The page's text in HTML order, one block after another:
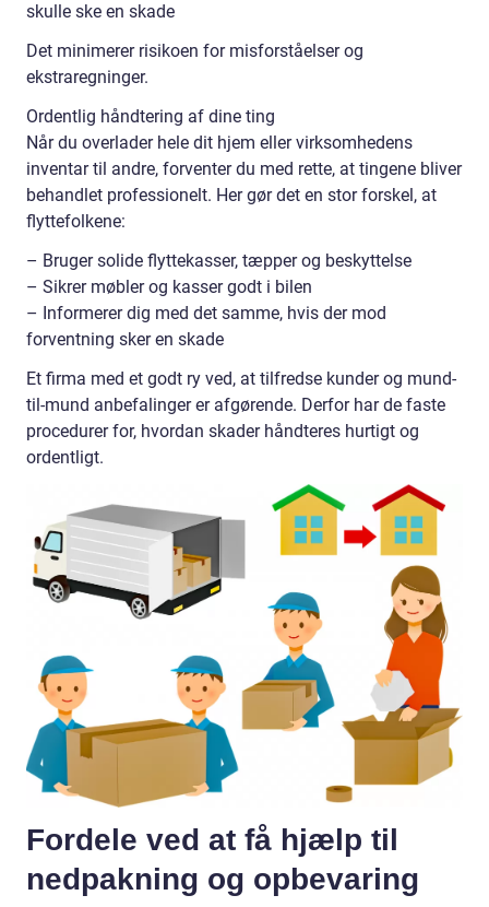
skulle ske en skade
Det minimerer risikoen for misforståelser og
ekstraregninger.
Ordentlig håndtering af dine ting
Når du overlader hele dit hjem eller virksomhedens
inventar til andre, forventer du med rette, at tingene bliver
behandlet professionelt. Her gør det en stor forskel, at
flyttefolkene:
– Bruger solide flyttekasser, tæpper og beskyttelse
– Sikrer møbler og kasser godt i bilen
– Informerer dig med det samme, hvis der mod
forventning sker en skade
Et firma med et godt ry ved, at tilfredse kunder og mund-
til-mund anbefalinger er afgørende. Derfor har de faste
procedurer for, hvordan skader håndteres hurtigt og
ordentligt.
Fordele ved at få hjælp til
nedpakning og opbevaring